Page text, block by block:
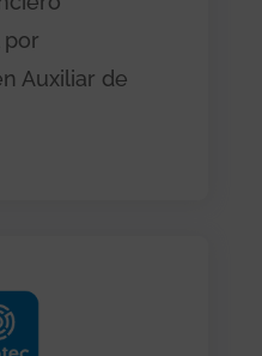
por
Auxiliar de